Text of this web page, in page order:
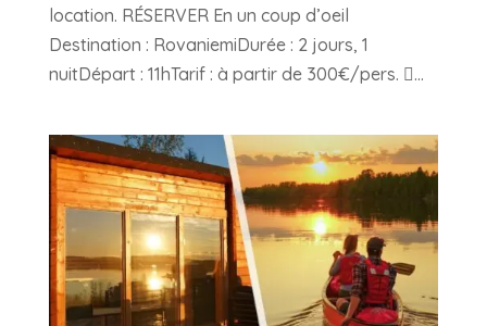
location. RÉSERVER En un coup d’oeil
Destination : RovaniemiDurée : 2 jours, 1
nuitDépart : 11hTarif : à partir de 300€/pers. ...